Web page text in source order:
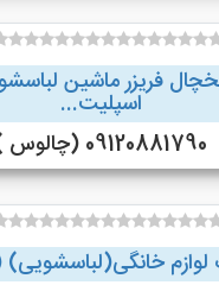
فریزر ماشین
اسپلیت...
09120881790 (چالوس )
خانگی(لباسشویی)